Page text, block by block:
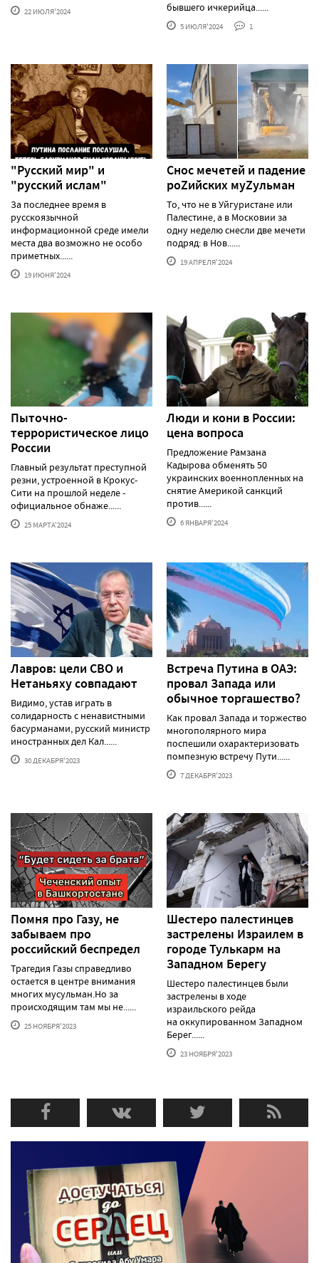
22 ИЮЛЯ'2024
бывшего ичкерийца......
5 ИЮЛЯ'2024 1
"Русский мир" и
"русский ислам"
За последнее время в
русскоязычной
информационной среде имели
места два возможно не особо
приметных......
19 ИЮНЯ'2024
Снос мечетей и падение
роZийских муZульман
То, что не в Уйгуристане или
Палестине, а в Московии за
одну неделю снесли две мечети
подряд: в Нов......
19 АПРЕЛЯ'2024
Пыточно-
террористическое лицо
России
Главный результат преступной
резни, устроенной в Крокус-
Сити на прошлой неделе -
официальное обнаже......
25 МАРТА'2024
Люди и кони в России:
цена вопроса
Предложение Рамзана
Кадырова обменять 50
украинских военнопленных на
снятие Америкой санкций
против......
6 ЯНВАРЯ'2024
Лавров: цели СВО и
Нетаньяху совпадают
Видимо, устав играть в
солидарность с ненавистными
басурманами, русский министр
иностранных дел Кал......
30 ДЕКАБРЯ'2023
Встреча Путина в ОАЭ:
провал Запада или
обычное торгашество?
Как провал Запада и торжество
многополярного мира
поспешили охарактеризовать
помпезную встречу Пути......
7 ДЕКАБРЯ'2023
Помня про Газу, не
забываем про
российский беспредел
Трагедия Газы справедливо
остается в центре внимания
многих мусульман.Но за
происходящим там мы не......
25 НОЯБРЯ'2023
Шестеро палестинцев
застрелены Израилем в
городе Тулькарм на
Западном Берегу
Шестеро палестинцев были
застрелены в ходе
израильского рейда
на оккупированном Западном
Берег......
23 НОЯБРЯ'2023